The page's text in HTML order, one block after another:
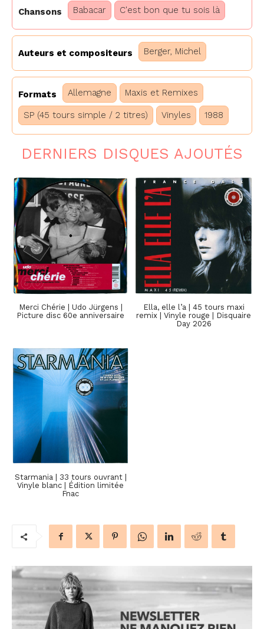
Chansons Babacar C'est bon que tu sois là
Auteurs et compositeurs Berger, Michel
Formats Allemagne Maxis et Remixes
SP (45 tours simple / 2 titres) Vinyles 1988
DERNIERS DISQUES AJOUTÉS
Merci Chérie | Udo Jürgens |
Picture disc 60e anniversaire
Ella, elle l’a | 45 tours maxi
remix | Vinyle rouge | Disquaire
Day 2026
Starmania | 33 tours ouvrant |
Vinyle blanc | Édition limitée
Fnac